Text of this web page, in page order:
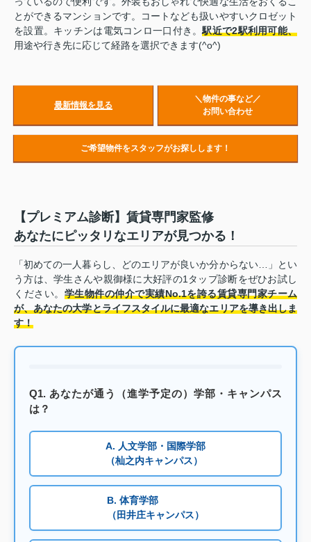
とができるマンションです。コートなども扱いやすいクロゼット
を設置。キッチンは電気コンロ一口付き。駅近で2駅利用可能、
用途や行き先に応じて経路を選択できます(^o^)
最新情報を見る
＼物件の事など／
お問い合わせ
ご希望物件をスタッフがお探しします！
【プレミアム診断】賃貸専門家監修
あなたにピッタリなエリアが見つかる！
「初めての一人暮らし、どのエリアが良いか分からない…」とい
う方は、学生さんや親御様に大好評の1タップ診断をぜひお試し
ください。 学生物件の仲介で実績No.1を誇る賃貸専門家チーム
が、あなたの大学とライフスタイルに最適なエリアを導き出しま
す！
Q1. あなたが通う（進学予定の）学部・キャンパス
は？
A. 人文学部・国際学部
（杣之内キャンパス）
B. 体育学部
（田井庄キャンパス）